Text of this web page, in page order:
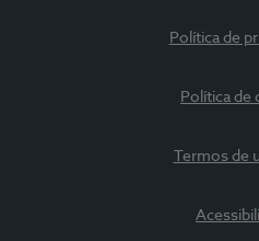
Política de
Política de
Termos de